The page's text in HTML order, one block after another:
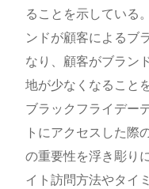
ることを示している
ンドが顧客によるブ
なり、顧客がブラン
地が少なくなること
ブラックフライデー
トにアクセスした際
の重要性を浮き彫り
イト訪問方法やタイ